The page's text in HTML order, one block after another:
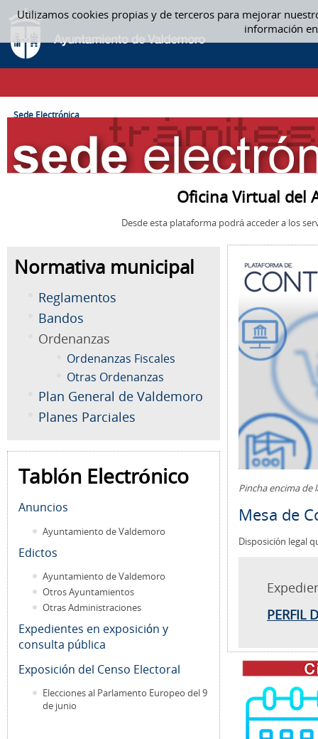
Utilizamos cookies propias y de terceros para mejorar
información
Saltar al contenido
SEDE ELECTRÓNICA
CAMINO DE MIGAS
Sede Electrónica
Oficina Virtual del
Desde esta plataforma podrá acceder a los
Normativa municipal
Reglamentos
Bandos
Ordenanzas
Ordenanzas Fiscales
Otras Ordenanzas
Plan General de Valdemoro
Planes Parciales
Tablón Electrónico
Anuncios
Ayuntamiento de Valdemoro
Edictos
Ayuntamiento de Valdemoro
Otros Ayuntamientos
Otras Administraciones
Expedientes en exposición y
consulta pública
Exposición del Censo Electoral
Elecciones al Parlamento Europeo del 9
de junio
Pincha encima de
Mesa de
Disposición legal
PERFIL